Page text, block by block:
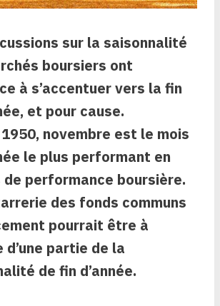
sur la saisonnalité
boursiers ont
à s’accentuer vers la fin
et pour cause.
novembre est le mois
le plus performant en
performance boursière.
des fonds communs
pourrait être à
d’une partie de la
de fin d’année.